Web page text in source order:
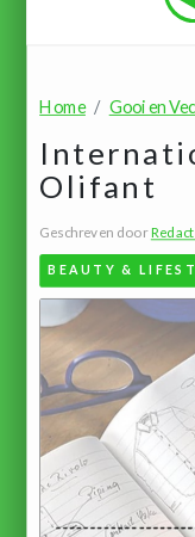
Home Gooi en
Olifant
Geschreven door
BEAUTY &